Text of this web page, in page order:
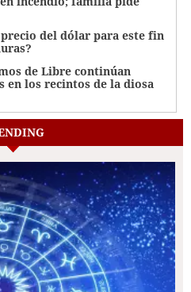
del dólar para este fin
de Libre continúan
en los recintos de la diosa